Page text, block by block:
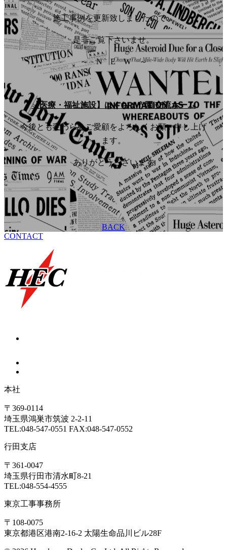
施工事例を更新致しましたので、
是非ご覧下さいませ。
～ N E W ～
【医療・福祉施設】はくちょう園 交流ホーム
今後とも変わらぬご愛顧をよろしくお願い申し上げ
ます。
ありがとうございます
BACK
CONTACT
本社
〒369-0114
埼玉県鴻巣市筑波 2-2-11
TEL:048-547-0551 FAX:048-547-0552
行田支店
〒361-0047
埼玉県行田市清水町8-21
TEL:048-554-4555
東京工事事務所
〒108-0075
東京都港区港南2-16-2 太陽生命品川ビル28F